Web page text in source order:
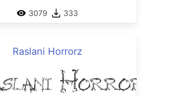
3079 333
Raslani Horrorz
Horrorz